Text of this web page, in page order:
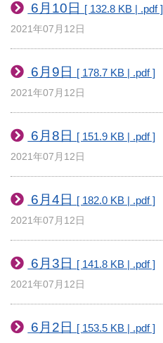
6月10日 [ 132.8 KB | .pdf ]
2021年07月12日
6月9日 [ 178.7 KB | .pdf ]
2021年07月12日
6月8日 [ 151.9 KB | .pdf ]
2021年07月12日
6月4日 [ 182.0 KB | .pdf ]
2021年07月12日
6月3日 [ 141.8 KB | .pdf ]
2021年07月12日
6月2日 [ 153.5 KB | .pdf ]